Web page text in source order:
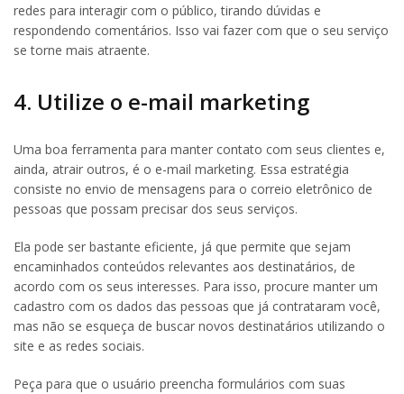
redes para interagir com o público, tirando dúvidas e
respondendo comentários. Isso vai fazer com que o seu serviço
se torne mais atraente.
4. Utilize o e-mail marketing
Uma boa ferramenta para manter contato com seus clientes e,
ainda, atrair outros, é o e-mail marketing. Essa estratégia
consiste no envio de mensagens para o correio eletrônico de
pessoas que possam precisar dos seus serviços.
Ela pode ser bastante eficiente, já que permite que sejam
encaminhados conteúdos relevantes aos destinatários, de
acordo com os seus interesses. Para isso, procure manter um
cadastro com os dados das pessoas que já contrataram você,
mas não se esqueça de buscar novos destinatários utilizando o
site e as redes sociais.
Peça para que o usuário preencha formulários com suas